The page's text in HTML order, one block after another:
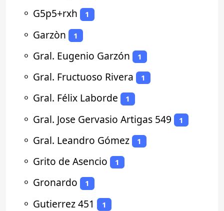
⚬ G5p5+rxh 1
⚬ Garzòn 1
⚬ Gral. Eugenio Garzón 1
⚬ Gral. Fructuoso Rivera 1
⚬ Gral. Félix Laborde 1
⚬ Gral. Jose Gervasio Artigas 549 1
⚬ Gral. Leandro Gómez 1
⚬ Grito de Asencio 1
⚬ Gronardo 1
⚬ Gutierrez 451 1